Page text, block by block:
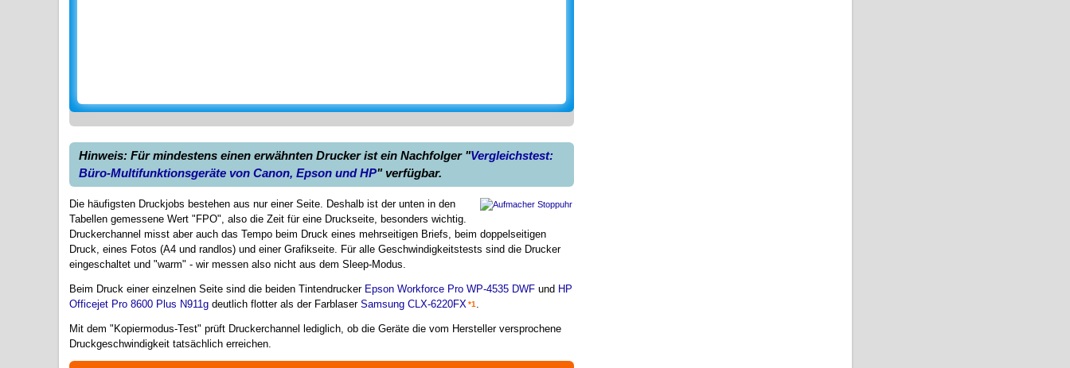
Hinweis: Für mindestens einen erwähnten Drucker ist ein Nachfolger "Vergleichstest:
Büro-Multifunktionsgeräte von Canon, Epson und HP" verfügbar.
Die häufigsten Druckjobs bestehen aus nur einer Seite. Deshalb ist der unten in den
Tabellen gemessene Wert "FPO", also die Zeit für eine Druckseite, besonders wichtig.
Druckerchannel misst aber auch das Tempo beim Druck eines mehrseitigen Briefs, beim doppelseitigen
Druck, eines Fotos (A4 und randlos) und einer Grafikseite. Für alle Geschwindigkeitstests sind die Drucker
eingeschaltet und "warm" - wir messen also nicht aus dem Sleep-Modus.
Beim Druck einer einzelnen Seite sind die beiden Tintendrucker Epson Workforce Pro WP-4535 DWF und HP
Officejet Pro 8600 Plus N911g deutlich flotter als der Farblaser Samsung CLX-6220FX*1.
Mit dem "Kopiermodus-Test" prüft Druckerchannel lediglich, ob die Geräte die vom Hersteller versprochene
Druckgeschwindigkeit tatsächlich erreichen.